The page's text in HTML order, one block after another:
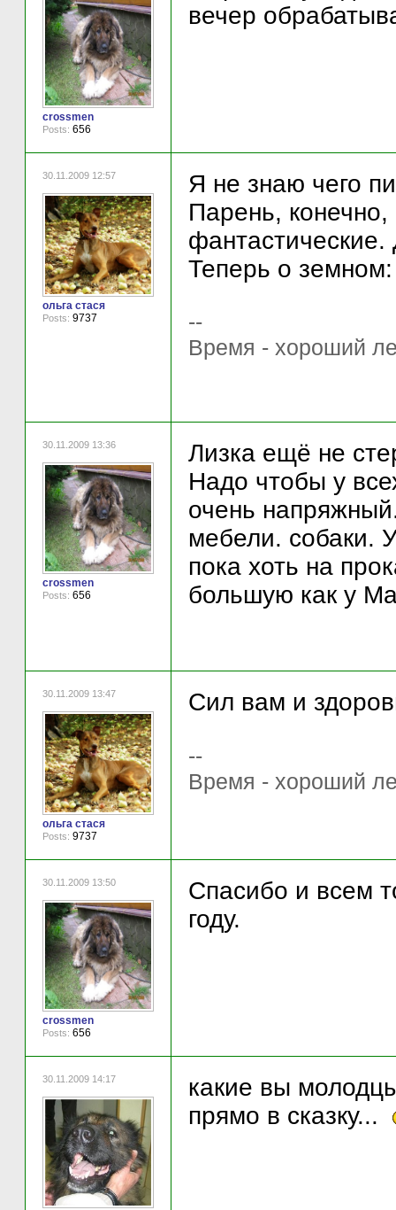
crossmen
Posts: 656
вечер
30.11.2009 12:57
ольга стася
Posts: 9737
Я не знаю чего
Парень,
Теперь о
--
Время - хороший
30.11.2009 13:36
crossmen
Posts: 656
Лизка ещё не
Надо чтобы у
очень
мебели. собаки.
пока хоть на
большую как у
30.11.2009 13:47
ольга стася
Posts: 9737
Сил вам и
--
Время - хороший
30.11.2009 13:50
crossmen
Posts: 656
Спасибо и всем
году.
30.11.2009 14:17
какие вы
прямо в сказку...